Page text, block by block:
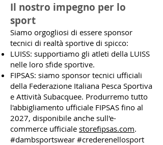
Il nostro impegno per lo
sport
Siamo orgogliosi di essere sponsor
tecnici di realtà sportive di spicco:
LUISS: supportiamo gli atleti della LUISS
nelle loro sfide sportive.
FIPSAS: siamo sponsor tecnici ufficiali
della Federazione Italiana Pesca Sportiva
e Attività Subacquee. Produrremo tutto
l'abbigliamento ufficiale FIPSAS fino al
2027, disponibile anche sull'e-
commerce ufficiale storefipsas.com.
#dambsportswear #crederenellosport